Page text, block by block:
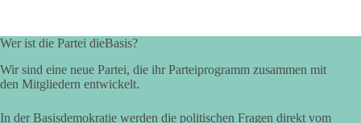
Fragen zu vermeiden. Sie lebt davon, Fragen offen zu stellen
und transparent zu beantworten.
Wer ist die Partei dieBasis?
Wir sind eine neue Partei, die ihr Parteiprogramm zusammen mit
den Mitgliedern entwickelt.
In der Basisdemokratie werden die politischen Fragen direkt vom